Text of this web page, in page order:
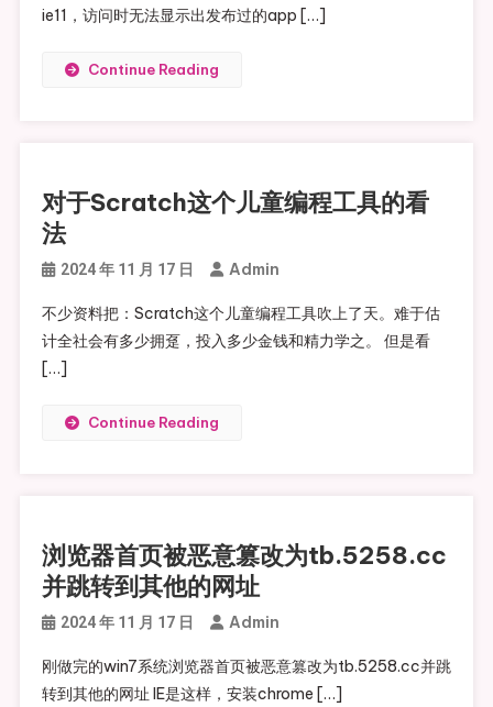
ie11，访问时无法显示出发布过的app […]
Continue Reading
对于Scratch这个儿童编程工具的看
法
2024 年 11 月 17 日 Admin
不少资料把：Scratch这个儿童编程工具吹上了天。难于估
计全社会有多少拥趸，投入多少金钱和精力学之。 但是看
[…]
Continue Reading
浏览器首页被恶意篡改为tb.5258.cc
并跳转到其他的网址
2024 年 11 月 17 日 Admin
刚做完的win7系统浏览器首页被恶意篡改为tb.5258.cc并跳
转到其他的网址 IE是这样，安装chrome […]